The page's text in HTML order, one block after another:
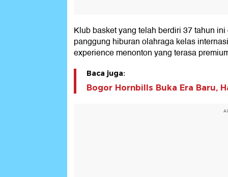
Klub basket yang telah berdiri 37 tahun
panggung hiburan olahraga kelas
experience menonton yang terasa
Baca juga:
Bogor Hornbills Buka Era Baru,